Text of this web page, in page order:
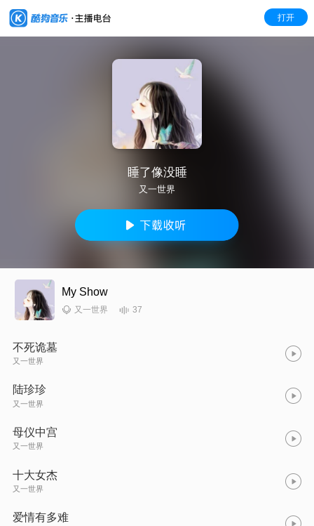
打开
睡了像没睡
又一世界
My Show
又一世界 37
不死诡墓
又一世界
陆珍珍
又一世界
母仪中宫
又一世界
十大女杰
又一世界
爱情有多难